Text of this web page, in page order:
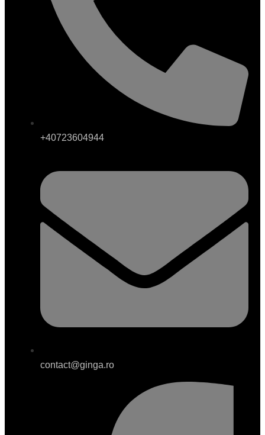
+40723604944
contact@ginga.ro